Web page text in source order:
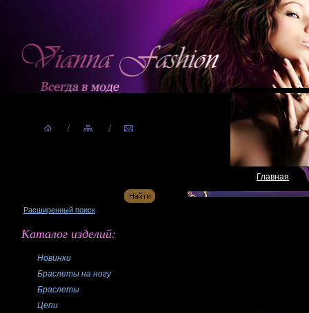
Расширенный поиск
Каталог изделий:
Новинки
Браслеты на ногу
Браслеты
Цепи
Главная